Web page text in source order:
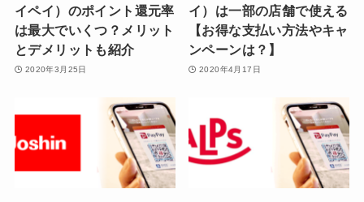
イペイ）のポイント還元率
は最大でいくつ？メリット
とデメリットも紹介
2020年3月25日
イ）は一部の店舗で使える
【お得な支払い方法やキャ
ンペーンは？】
2020年4月17日